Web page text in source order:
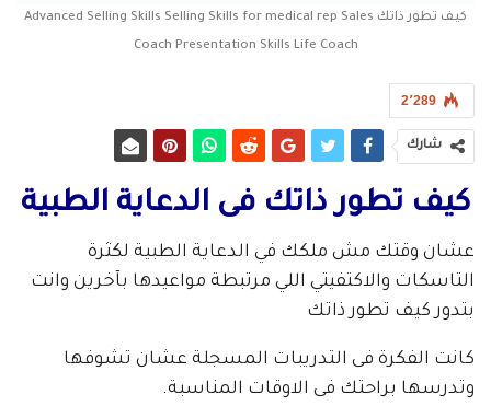
كيف تطور ذاتك Advanced Selling Skills Selling Skills for medical rep Sales
Coach Presentation Skills Life Coach
2٬289
شارك
كيف تطور ذاتك فى الدعاية الطبية
عشان وقتك مش ملكك في الدعاية الطبية لكثرة
التاسكات والاكتفيتي اللي مرتبطة مواعيدها بآخرين وانت
بتدور كيف تطور ذاتك
كانت الفكرة فى التدريبات المسجلة عشان تشوفها
وتدرسها براحتك فى الاوقات المناسبة.